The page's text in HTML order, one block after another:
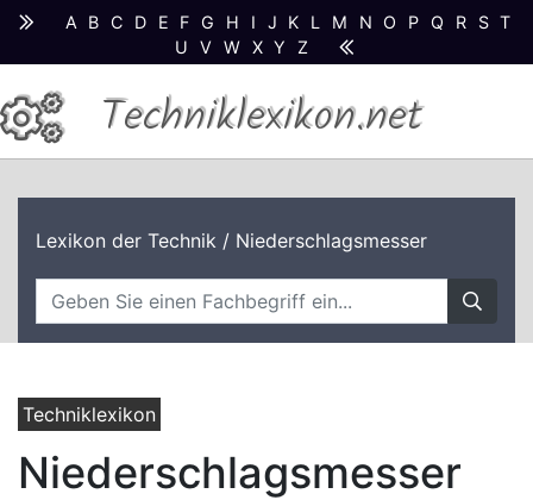
A B C D E F G H I J K L M N O P Q R S T
U
V W X Y Z
Techniklexikon.net
Lexikon der Technik / Niederschlagsmesser
Techniklexikon
Niederschlagsmesser